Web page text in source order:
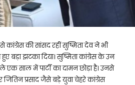
की सांसद रहीं सुष्मिता देव ने भी
बड़ा झटका दिया। सुष्मिता कांग्रेस के उन
एक साल में पार्टी का दामन छोड़ा है। उनसे
जितिन प्रसाद जैसे बड़े युवा चेहरे कांग्रेस